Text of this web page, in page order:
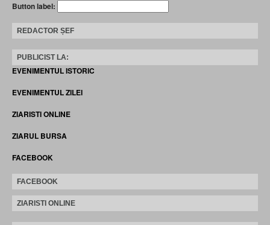
Button label:
REDACTOR ȘEF
PUBLICIST LA:
EVENIMENTUL ISTORIC
EVENIMENTUL ZILEI
ZIARISTI ONLINE
ZIARUL BURSA
FACEBOOK
FACEBOOK
ZIARISTI ONLINE